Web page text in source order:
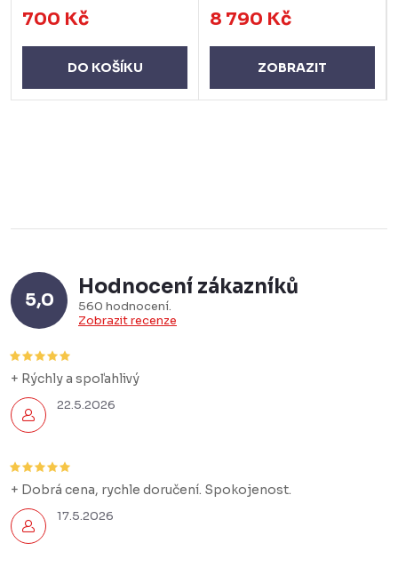
700 Kč
DO KOŠÍKU
8 790 Kč
ZOBRAZIT
5,0
Hodnocení zákazníků
560 hodnocení
Zobrazit recenze
22.5.2026
+ Rýchly a spoľahlivý
17.5.2026
+ Dobrá cena, rychle doručení. Spokojenost.